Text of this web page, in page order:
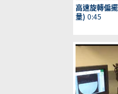
高速旋轉偏
量) 0:45